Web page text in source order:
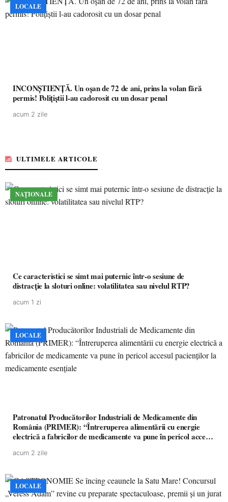
LOCALE
INCONȘTIENȚĂ. Un oșan de 72 de ani, prins la volan fără
permis! Polițiștii l-au cadorosit cu un dosar penal
acum 2 zile
ULTIMELE ARTICOLE
NAȚIONALE
Ce caracteristici se simt mai puternic într-o sesiune de
distracție la sloturi online: volatilitatea sau nivelul RTP?
acum 1 zi
LOCALE
Patronatul Producătorilor Industriali de Medicamente din
România (PRIMER): “Întreruperea alimentării cu energie
electrică a fabricilor de medicamente va pune în pericol accesul
acum 2 zile
LOCALE